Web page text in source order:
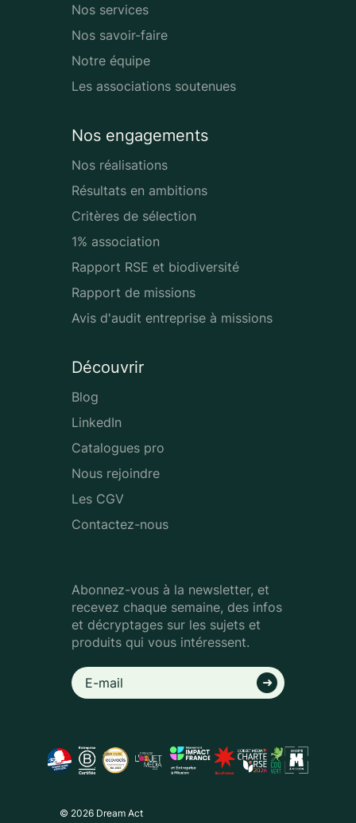
Nos services
Nos savoir-faire
Notre équipe
Les associations soutenues
Nos engagements
Nos réalisations
Résultats en ambitions
Critères de sélection
1% association
Rapport RSE et biodiversité
Rapport de missions
Avis d'audit entreprise à missions
Découvrir
Blog
LinkedIn
Catalogues pro
Nous rejoindre
Les CGV
Contactez-nous
Abonnez-vous à la newsletter, et
recevez chaque semaine, des infos
et décryptages sur les sujets et
produits qui vous intéressent.
© 2026 Dream Act